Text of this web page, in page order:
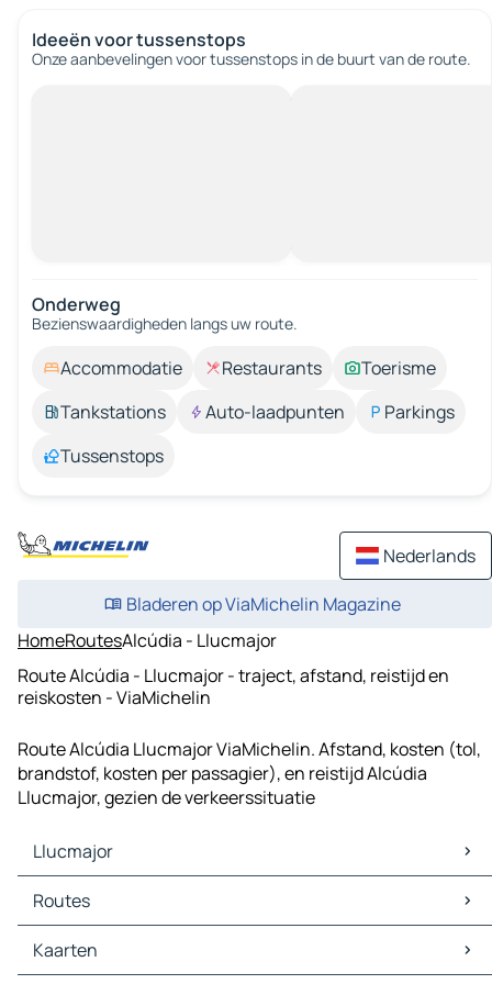
Ideeën voor tussenstops
Onze aanbevelingen voor tussenstops in de buurt van de route.
Onderweg
Bezienswaardigheden langs uw route.
Accommodatie Restaurants
Toerisme
Tankstations
Auto-laadpunten
Parkings
Tussenstops
Nederlands
Bladeren op ViaMichelin Magazine
HomeRoutesAlcúdia - Llucmajor
Route Alcúdia - Llucmajor - traject, afstand, reistijd en
reiskosten - ViaMichelin
Route Alcúdia Llucmajor ViaMichelin. Afstand, kosten (tol,
brandstof, kosten per passagier), en reistijd Alcúdia
Llucmajor, gezien de verkeerssituatie
Llucmajor
Llucmajor Kaarten
Llucmajor Verkeer
Llucmajor Hotels
Llucmajor Restaurants
Routes
Routes Llucmajor - Palma
Routes Llucmajor - Calvià
Kaarten